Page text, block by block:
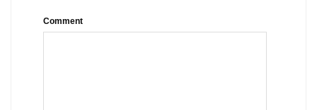
Comment